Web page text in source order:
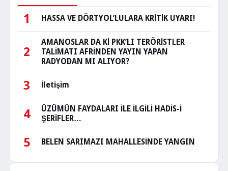
1 HASSA VE DÖRTYOL’LULARA KRİTİK UYARI!
2
AMANOSLAR DA Kİ PKK’LI TERÖRİSTLER
TALİMATI AFRİNDEN YAYIN YAPAN
RADYODAN MI ALIYOR?
3 İletişim
4
ÜZÜMÜN FAYDALARI İLE İLGİLİ HADİS-İ
ŞERİFLER…
5 BELEN SARIMAZI MAHALLESİNDE YANGIN